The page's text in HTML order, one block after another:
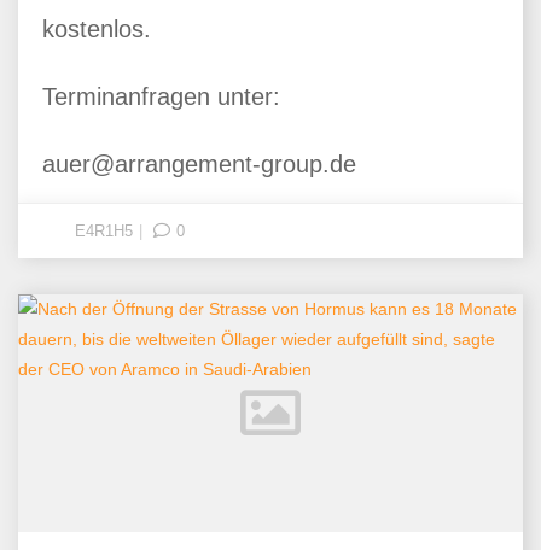
kostenlos.
Terminanfragen unter:
auer@arrangement-group.de
E4R1H5 0